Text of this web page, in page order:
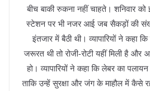
बीच बाकी रुकना नहीं चाहते। शनिवार
स्टेशन पर भी नजर आई जब सैकड़ों की
इंतजार में बैठी थी। व्यापारियों ने कहा
जरूरत थी तो रोजी-रोटी यहीं मिली है
हो। व्यापारियों ने कहा कि लेबर का
ताकि उन्हें सुरक्षा और जंग के माहौल में कैसे